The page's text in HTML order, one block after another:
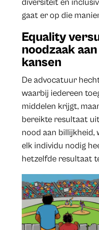
gaat er op die
Equality
noodzaak
kansen
De advocatuur
waarbij iedereen
middelen krijgt,
bereikte resultaat
nood aan billijkheid,
elk individu nodig
hetzelfde resultaat